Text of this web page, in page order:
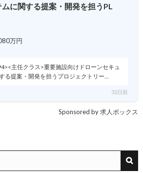
に関する提案・開発を担うPL
万円
主任クラス>重要施設向けドローンセキュ
る提案・開発を担うプロジェクトリー…
32日前
Sponsored by 求人ボックス